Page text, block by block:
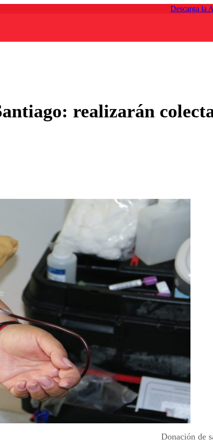
Descarga la
realizarán
Donación de